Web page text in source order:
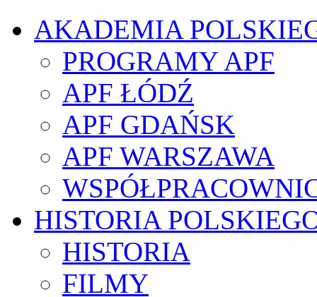
AKADEMIA
PROGRAMY APF
APF ŁÓDŹ
APF GDAŃSK
APF WARSZAWA
HISTORIA
HISTORIA
FILMY